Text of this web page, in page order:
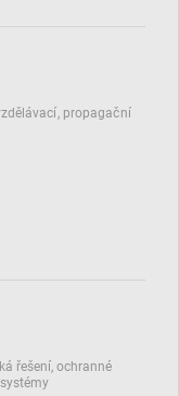
propagační
řešení, ochranné